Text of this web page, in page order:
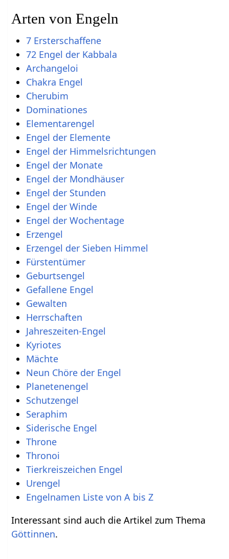
Arten von Engeln
7 Ersterschaffene
72 Engel der Kabbala
Archangeloi
Chakra Engel
Cherubim
Dominationes
Elementarengel
Engel der Elemente
Engel der Himmelsrichtungen
Engel der Monate
Engel der Mondhäuser
Engel der Stunden
Engel der Winde
Engel der Wochentage
Erzengel
Erzengel der Sieben Himmel
Fürstentümer
Geburtsengel
Gefallene Engel
Gewalten
Herrschaften
Jahreszeiten-Engel
Kyriotes
Mächte
Neun Chöre der Engel
Planetenengel
Schutzengel
Seraphim
Siderische Engel
Throne
Thronoi
Tierkreiszeichen Engel
Urengel
Engelnamen Liste von A bis Z
Interessant sind auch die Artikel zum Thema
Göttinnen.